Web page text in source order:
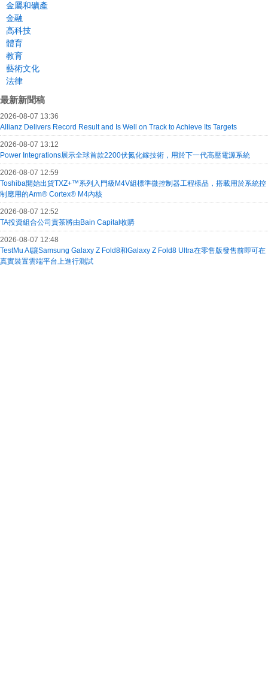
金屬和礦產
金融
高科技
體育
教育
藝術文化
法律
最新新聞稿
2026-08-07 13:36
Allianz Delivers Record Result and Is Well on Track to Achieve Its Targets
2026-08-07 13:12
Power Integrations展示全球首款2200伏氮化鎵技術，用於下一代高壓電源系統
2026-08-07 12:59
Toshiba開始出貨TXZ+™系列入門級M4V組標準微控制器工程樣品，搭載用於系統控
制應用的Arm® Cortex® M4內核
2026-08-07 12:52
TA投資組合公司貢茶將由Bain Capital收購
2026-08-07 12:48
TestMu AI讓Samsung Galaxy Z Fold8和Galaxy Z Fold8 Ultra在零售版發售前即可在
真實裝置雲端平台上進行測試